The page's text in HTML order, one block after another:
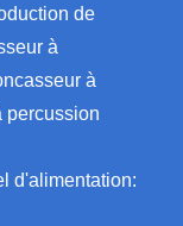
de
à
à
percussion
d'alimentation: